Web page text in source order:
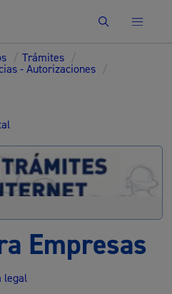
Buscar
/ Trámites /
- Autorizaciones /
Empresas
legal